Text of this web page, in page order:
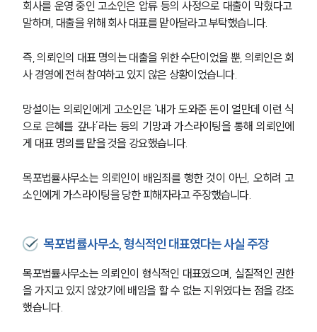
회사를 운영 중인 고소인은 압류 등의 사정으로 대출이 막혔다고
말하며, 대출을 위해 회사 대표를 맡아달라고 부탁했습니다.
즉, 의뢰인의 대표 명의는 대출을 위한 수단이었을 뿐, 의뢰인은 회
사 경영에 전혀 참여하고 있지 않은 상황이었습니다.
망설이는 의뢰인에게 고소인은 ‘내가 도와준 돈이 얼만데 이런 식
으로 은혜를 갚냐’라는 등의 기망과 가스라이팅을 통해 의뢰인에
게 대표 명의를 맡을 것을 강요했습니다.
목포법률사무소는 의뢰인이 배임죄를 행한 것이 아닌, 오히려 고
소인에게 가스라이팅을 당한 피해자라고 주장했습니다.
목포법률사무소, 형식적인 대표였다는 사실 주장
목포법률사무소는 의뢰인이 형식적인 대표였으며, 실질적인 권한
을 가지고 있지 않았기에 배임을 할 수 없는 지위였다는 점을 강조
했습니다.